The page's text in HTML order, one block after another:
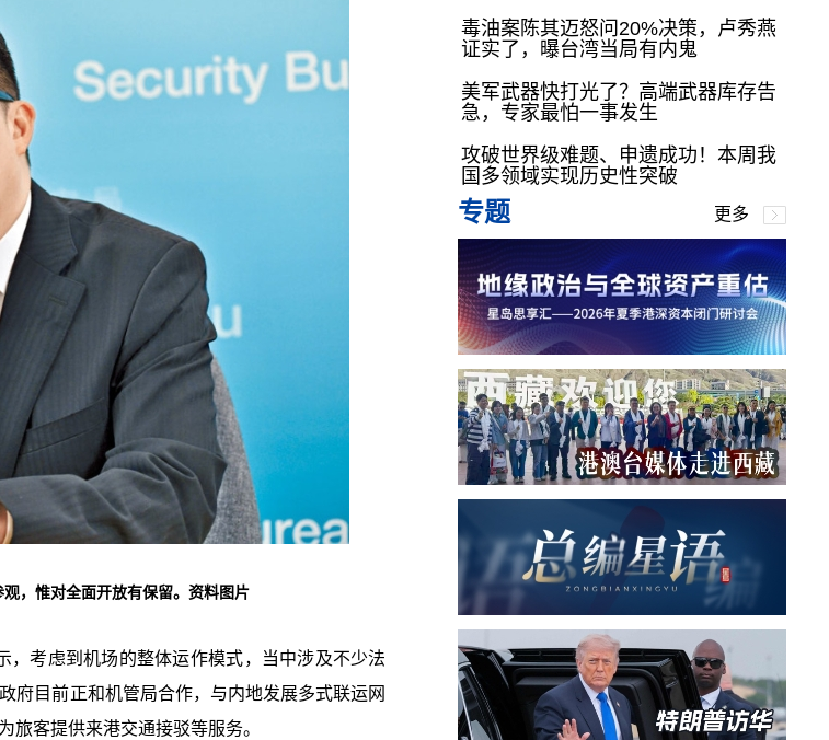
，惟对全面开放有保留。资料图片
，考虑到机场的整体运作模式，当中涉及不少法
府目前正和机管局合作，与内地发展多式联运网
客提供来港交通接驳等服务。
毒油案陈其迈怒问20%决策，卢秀燕
证实了，曝台湾当局有内鬼
美军武器快打光了？高端武器库存告
急，专家最怕一事发生
攻破世界级难题、申遗成功！本周我
国多领域实现历史性突破
专题 更多